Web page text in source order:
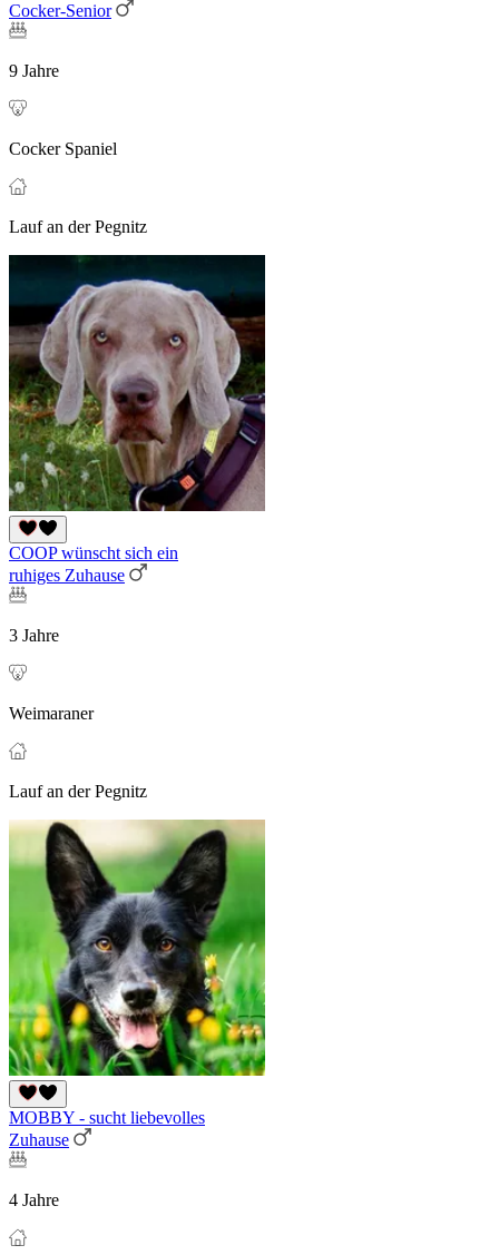
Cocker-Senior
9 Jahre
Cocker Spaniel
Lauf an der Pegnitz
COOP wünscht sich ein
ruhiges Zuhause
3 Jahre
Weimaraner
Lauf an der Pegnitz
MOBBY - sucht liebevolles
Zuhause
4 Jahre